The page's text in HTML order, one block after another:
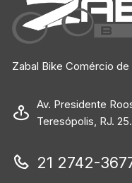
Zabal Bike Comércio
Av. Presidente
Teresópolis, RJ.
21 2742-